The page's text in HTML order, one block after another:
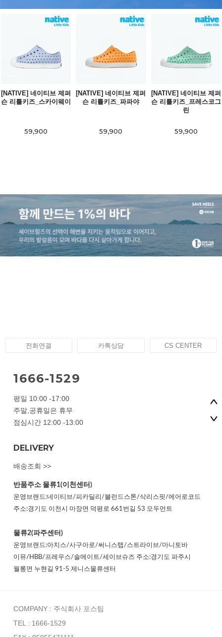
[NATIVE] 네이티브 제퍼
슨 리틀키즈_스카이웨이
59,900
[NATIVE] 네이티브 제퍼
슨 리틀키즈_파파야
59,900
[NATIVE] 네이티브 제퍼
슨 리틀키즈_프레스코그
린
59,900
전화연결 카톡상담 CS CENTER
1666-1529
평일 10:00 -17:00
주말,공휴일은 휴무
점심시간 12:00 -13:00
DELIVERY
배송조회 >>
반품주소 물류1(이천센터)
운영브랜드:네이티브/피카딜리/블런드스톤/삭리스핏/에어로코드
주소:경기도 이천시 마장면 덕평로 661번길 53 모두먼트
물류2(파주센터)
운영브랜드:아치스/사구아로/써니스텝/스트라이브/마니토바
이뮤/HBB/프레우스/솔메이트/세이브슈즈 주소:경기도 파주시
월롱면 누현길 91-5 제니스물류센터
COMPANY : 주식회사 포스팀
TEL : 1666-1529